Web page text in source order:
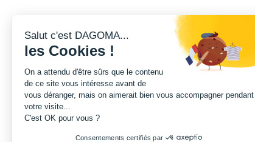
Salut c'est DAGOMA...
les Cookies !
On a attendu d'être sûrs que le contenu
de ce site vous intéresse avant de
vous déranger, mais on aimerait bien vous accompagner pendant
votre visite...
C'est OK pour vous ?
Consentements certifiés par